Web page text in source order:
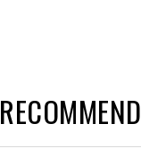
RECOMMEND